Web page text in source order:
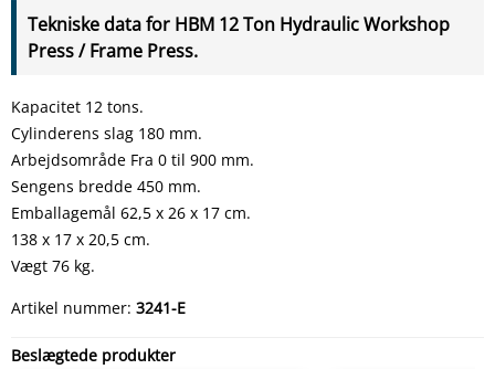
Tekniske data for HBM 12 Ton Hydraulic Workshop
Press / Frame Press.
Kapacitet 12 tons.
Cylinderens slag 180 mm.
Arbejdsområde Fra 0 til 900 mm.
Sengens bredde 450 mm.
Emballagemål 62,5 x 26 x 17 cm.
138 x 17 x 20,5 cm.
Vægt 76 kg.
Artikel nummer: 3241-E
Beslægtede produkter